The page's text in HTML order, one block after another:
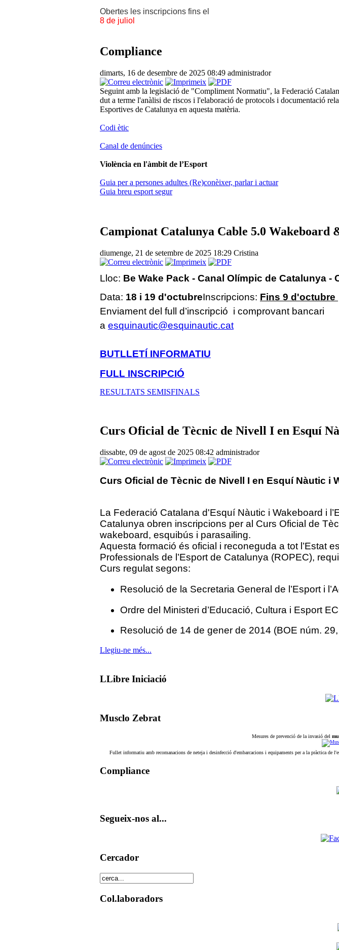
Obertes les inscripcions fins el
8 de juliol
Compliance
dimarts, 16 de desembre de 2025 08:49 administrador
Seguint amb la legislació de "Compliment Normatiu", la Federació
dut a terme l'anàlisi de riscos i l'elaboració de protocols i documentació
Esportives de Catalunya en aquesta matèria.
Codi ètic
Canal de denúncies
Violència en l'àmbit de l’Esport
Guia per a persones adultes (Re)conèixer, parlar i actuar
Guia breu esport segur
Campionat Catalunya Cable 5.0 Wakeboard
diumenge, 21 de setembre de 2025 18:29 Cristina
Lloc: Be Wake Pack - Canal Olímpic de Catalunya -
Data: 18 i 19 d'octubreInscripcions: Fins 9 d'octubre
Enviament del full d’inscripció i comprovant bancari
a esquinautic@esquinautic.cat
BUTLLETÍ INFORMATIU
FULL INSCRIPCIÓ
RESULTATS SEMISFINALS
Curs Oficial de Tècnic de Nivell I en Esquí
dissabte, 09 de agost de 2025 08:42 administrador
Curs Oficial de Tècnic de Nivell I en Esquí Nàutic i
La Federació Catalana d'Esquí Nàutic i Wakeboard i
Catalunya obren inscripcions per al Curs Oficial de
wakeboard, esquibús i parasailing.
Aquesta formació és oficial i reconeguda a tot l’Estat
Professionals de l’Esport de Catalunya (ROPEC),
Curs regulat segons:
Resolució de la Secretaria General de l’Esport i
Ordre del Ministeri d’Educació, Cultura i Esport
Resolució de 14 de gener de 2014 (BOE núm.
Llegiu-ne més...
LLibre Iniciació
Musclo Zebrat
Mesures de prevenció de la invasió del
Fullet informatiu amb recomanacions de neteja i desinfecció d'embarcacions i equipaments per a la pràctica de
Compliance
Segueix-nos al...
Cercador
Col.laboradors